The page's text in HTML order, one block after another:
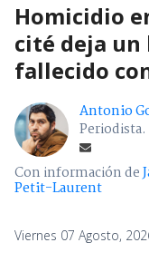
Homicidio
cité deja un
fallecido
Antonio
Con información de
Petit-Laurent
Viernes 07 Agosto,